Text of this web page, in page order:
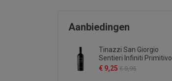
Aanbiedingen
Tinazzi San Giorgio
Sentieri Infiniti Primitivo
€ 9,25 € 9,95